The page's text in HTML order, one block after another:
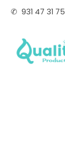
✆ 931 47 31 75